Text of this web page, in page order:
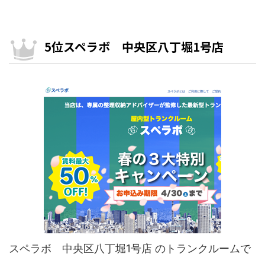
5位スペラボ 中央区八丁堀1号店
スペラボ 中央区八丁堀1号店 のトランクルームで